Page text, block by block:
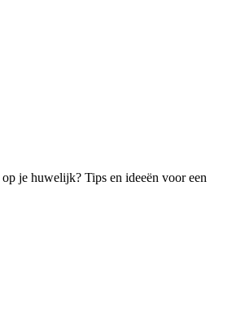
je huwelijk? Tips en ideeën voor een